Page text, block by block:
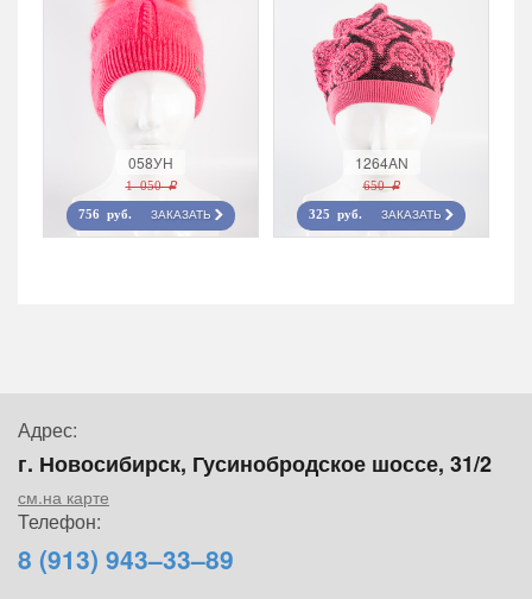
058УН
1 050 r
756 руб. ЗАКАЗАТЬ
1264AN
650 r
325 руб. ЗАКАЗАТЬ
Адрес:
г. Новосибирск, Гусинобродское шоссе, 31/2
см.на карте
Телефон:
8 (913) 943–33–89